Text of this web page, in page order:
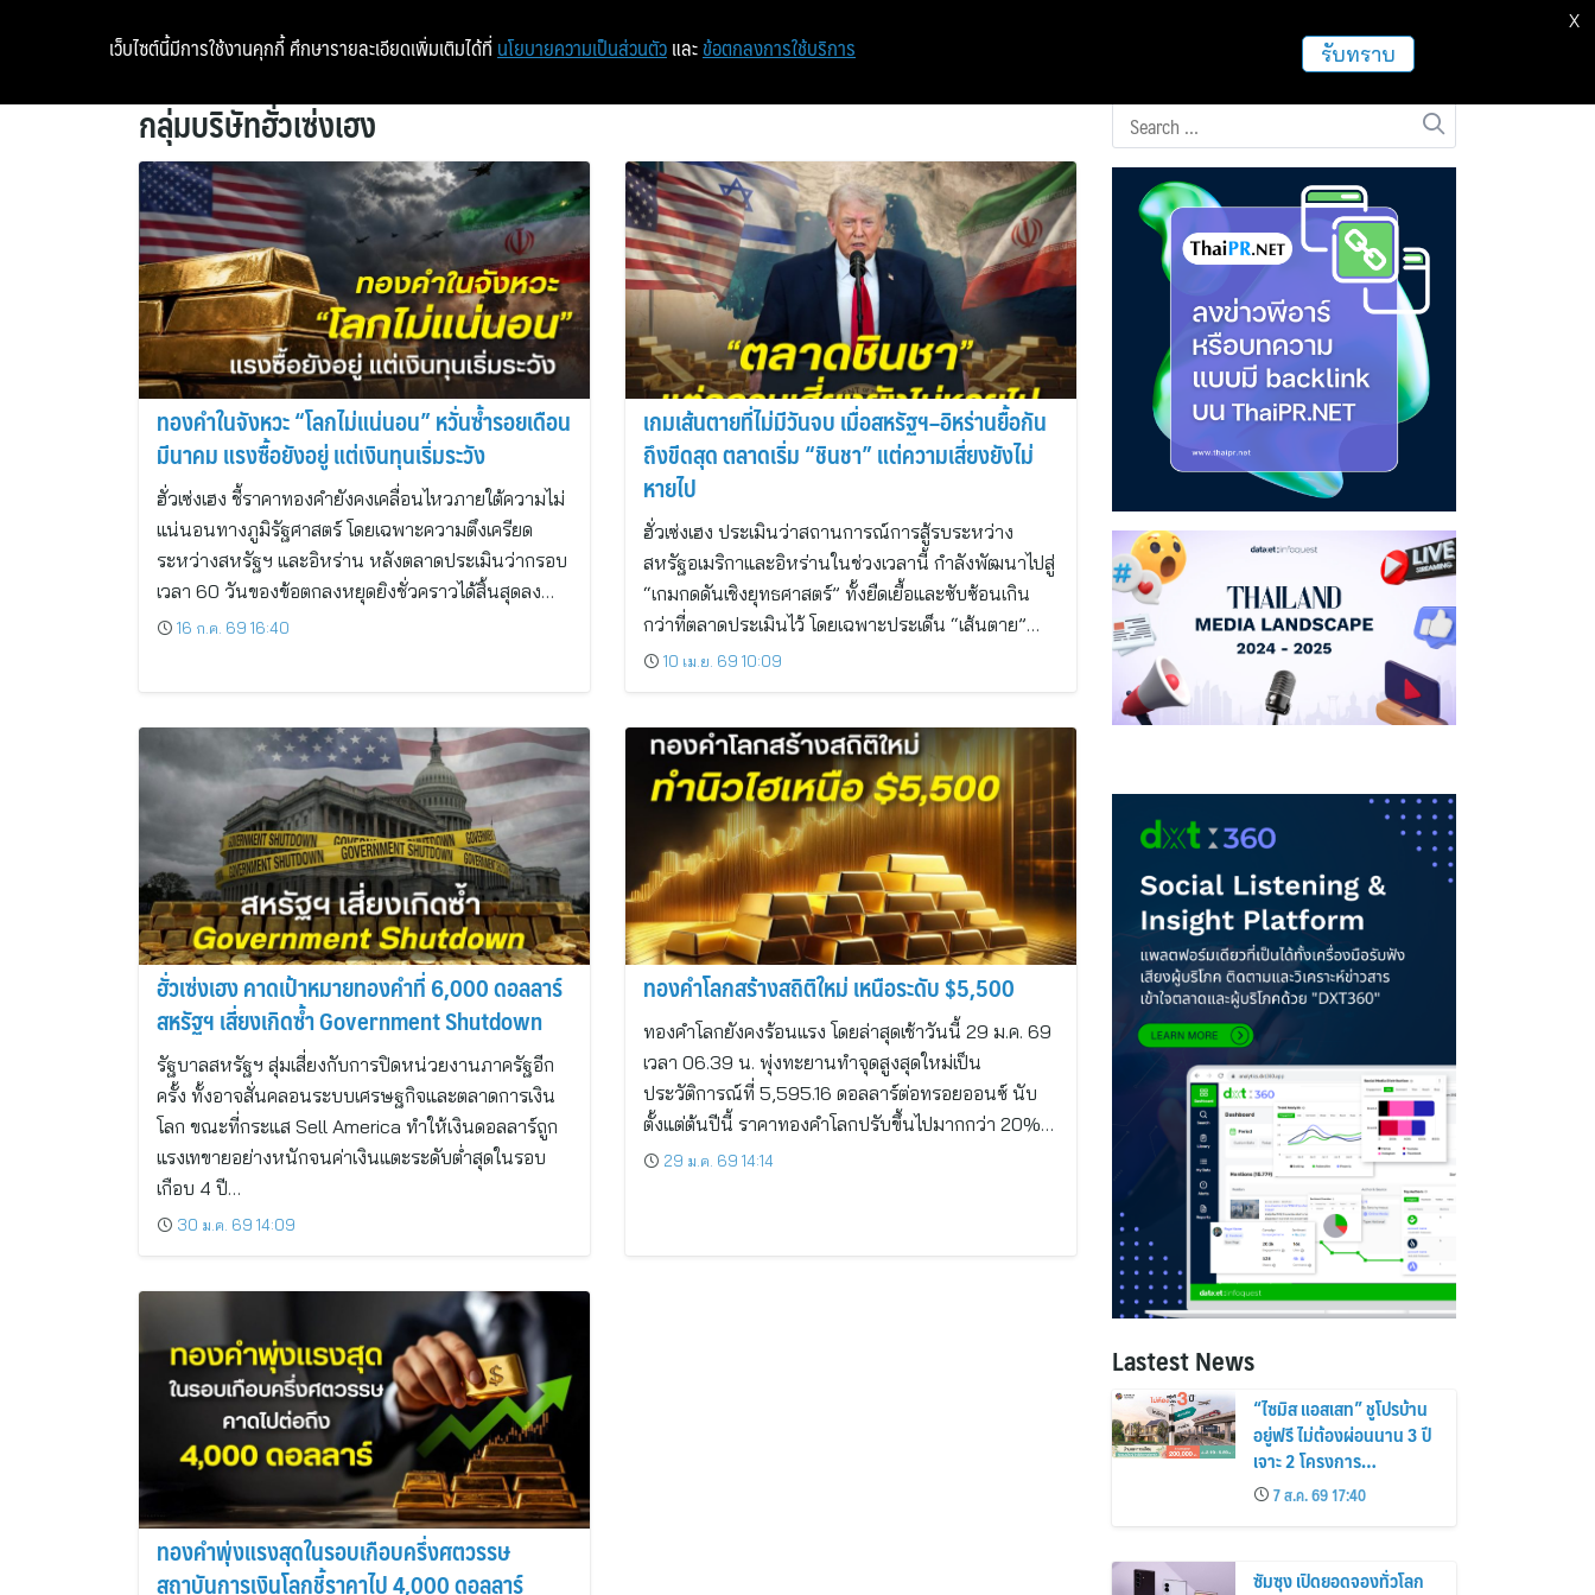
หน้าแรก ท่องเที่ยว ฝากข่าวประชาสัมพันธ์
กลุ่มบริษัทฮั่วเซ่งเฮง
ทองคำในจังหวะ “โลกไม่แน่นอน” หวั่นซ้ำรอยเดือน
มีนาคม แรงซื้อยังอยู่ แต่เงินทุนเริ่มระวัง
ฮั่วเซ่งเฮง ชี้ราคาทองคำยังคงเคลื่อนไหวภายใต้ความไม่
แน่นอนทางภูมิรัฐศาสตร์ โดยเฉพาะความตึงเครียด
ระหว่างสหรัฐฯ และอิหร่าน หลังตลาดประเมินว่ากรอบ
เวลา 60 วันของข้อตกลงหยุดยิงชั่วคราวได้สิ้นสุดลง…
16 ก.ค. 69 16:40
เกมเส้นตายที่ไม่มีวันจบ เมื่อสหรัฐฯ–อิหร่านยื้อกัน
ถึงขีดสุด ตลาดเริ่ม “ชินชา” แต่ความเสี่ยงยังไม่
หายไป
ฮั่วเซ่งเฮง ประเมินว่าสถานการณ์การสู้รบระหว่าง
สหรัฐอเมริกาและอิหร่านในช่วงเวลานี้ กำลังพัฒนาไปสู่
“เกมกดดันเชิงยุทธศาสตร์” ทั้งยืดเยื้อและซับซ้อนเกิน
กว่าที่ตลาดประเมินไว้ โดยเฉพาะประเด็น “เส้นตาย”…
10 เม.ย. 69 10:09
ฮั่วเซ่งเฮง คาดเป้าหมายทองคำที่ 6,000 ดอลลาร์
สหรัฐฯ เสี่ยงเกิดซ้ำ Government Shutdown
รัฐบาลสหรัฐฯ สุ่มเสี่ยงกับการปิดหน่วยงานภาครัฐอีก
ครั้ง ทั้งอาจสั่นคลอนระบบเศรษฐกิจและตลาดการเงิน
โลก ขณะที่กระแส Sell America ทำให้เงินดอลลาร์ถูก
แรงเทขายอย่างหนักจนค่าเงินแตะระดับต่ำสุดในรอบ
เกือบ 4 ปี…
30 ม.ค. 69 14:09
ทองคำโลกสร้างสถิติใหม่ เหนือระดับ $5,500
ทองคำโลกยังคงร้อนแรง โดยล่าสุดเช้าวันนี้ 29 ม.ค. 69
เวลา 06.39 น. พุ่งทะยานทำจุดสูงสุดใหม่เป็น
ประวัติการณ์ที่ 5,595.16 ดอลลาร์ต่อทรอยออนซ์ นับ
ตั้งแต่ต้นปีนี้ ราคาทองคำโลกปรับขึ้นไปมากกว่า 20%…
29 ม.ค. 69 14:14
ทองคำพุ่งแรงสุดในรอบเกือบครึ่งศตวรรษ
สถาบันการเงินโลกชี้ราคาไป 4,000 ดอลลาร์
Lastest News
“ไซมิส แอสเสท” ชูโปรบ้าน
อยู่ฟรี ไม่ต้องผ่อนนาน 3 ปี
เจาะ 2 โครงการ
“Siamese Holm–
Siamese Blossom”
พร้อมส่วนลดและสิทธิพิเศษ
ถึง 31 สิงหาคม 2569
7 ส.ค. 69 17:40
ซัมซุง เปิดยอดจองทั่วโลก
เว็บไซต์นี้มีการใช้งานคุกกี้ ศึกษารายละเอียดเพิ่มเติมได้ที่ นโยบายความเป็นส่วนตัว และ ข้อตกลงการใช้บริการ รับทราบ
X